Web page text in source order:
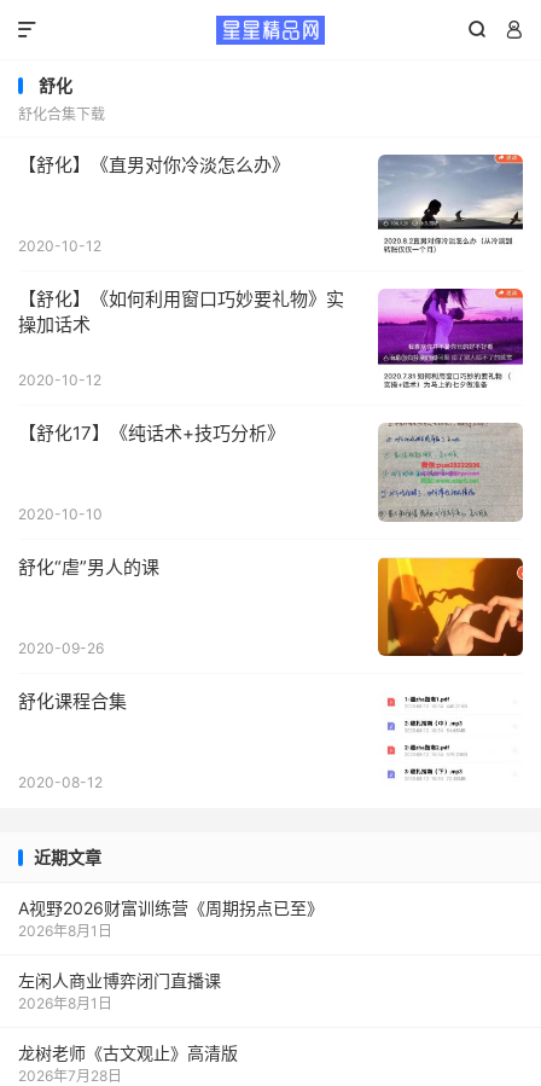
 

舒化
舒化合集下载
【舒化】《直男对你冷淡怎么办》
2020-10-12
【舒化】《如何利用窗口巧妙要礼物》实
操加话术
2020-10-12
【舒化17】《纯话术+技巧分析》
2020-10-10
舒化“虐”男人的课
2020-09-26
舒化课程合集
2020-08-12
近期文章
A视野2026财富训练营《周期拐点已至》
2026年8月1日
左闲人商业博弈闭门直播课
2026年8月1日
龙树老师《古文观止》高清版
2026年7月28日